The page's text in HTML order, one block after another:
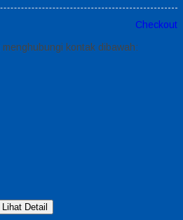
Checkout
kontak dibawah:
Lihat Detail